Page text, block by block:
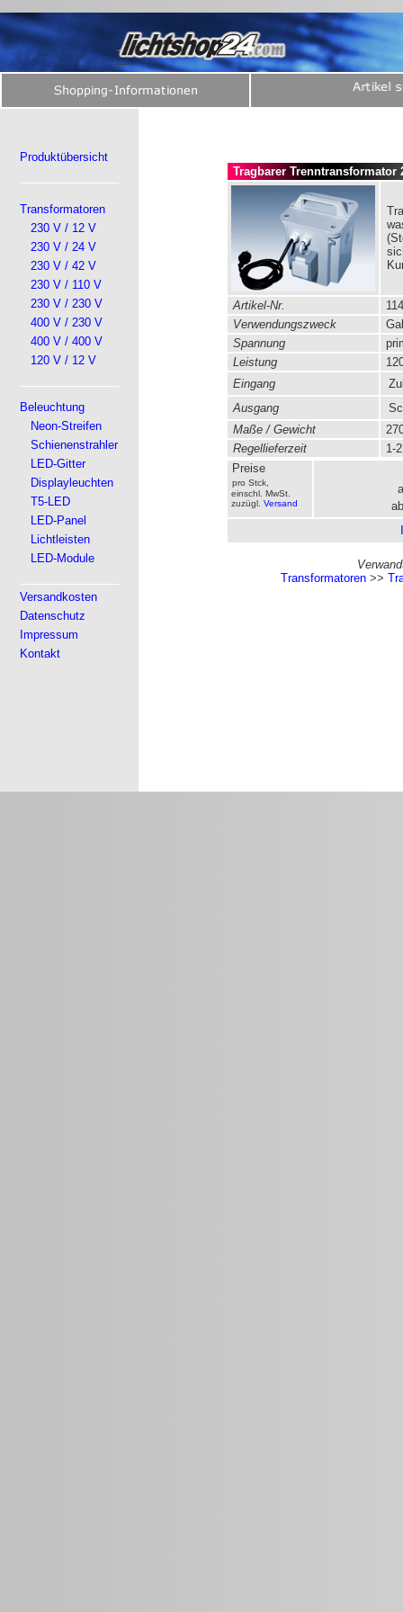
Produktübersicht
Transformatoren
230 V / 12 V
230 V / 24 V
230 V / 42 V
230 V / 110 V
230 V / 230 V
400 V / 230 V
400 V / 400 V
120 V / 12 V
Beleuchtung
Neon-Streifen
Schienenstrahler
LED-Gitter
Displayleuchten
T5-LED
LED-Panel
Lichtleisten
LED-Module
Versandkosten
Datenschutz
Impressum
Kontakt
Tragbarer Trenntransformator
Artikel-Nr.
Verwendungszweck
Spannung
Leistung
Eingang
Ausgang
Maße / Gewicht
Regellieferzeit
1-
Preise
pro Stck,
einschl. MwSt.
zuzügl. Versand
Transformatoren >>